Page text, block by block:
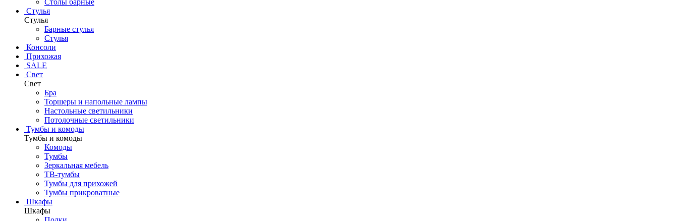
Столы барные
Стулья
Стулья
Барные стулья
Стулья
Консоли
Прихожая
SALE
Свет
Свет
Бра
Торшеры и напольные лампы
Настольные светильники
Потолочные светильники
Тумбы и комоды
Тумбы и комоды
Комоды
Тумбы
Зеркальная мебель
ТВ-тумбы
Тумбы для прихожей
Тумбы прикроватные
Шкафы
Шкафы